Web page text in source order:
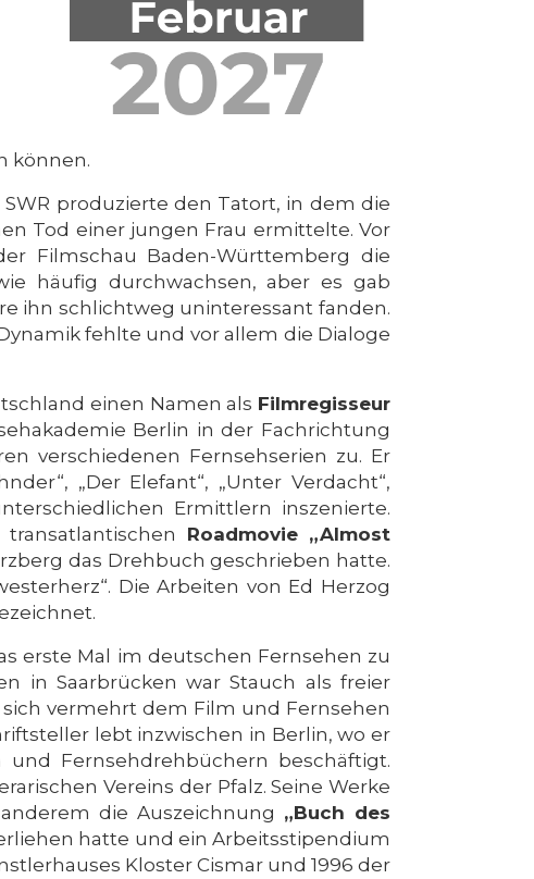
können.
SWR produzierte den Tatort, in dem die
Tod einer jungen Frau ermittelte. Vor
Filmschau Baden-Württemberg die
häufig durchwachsen, aber es gab
ihn schlichtweg uninteressant fanden.
fehlte und vor allem die Dialoge
einen Namen als Filmregisseur
Berlin in der Fachrichtung
verschiedenen Fernsehserien zu. Er
„Der Elefant“, „Unter Verdacht“,
Ermittlern inszenierte.
Roadmovie „Almost
das Drehbuch geschrieben hatte.
Die Arbeiten von Ed Herzog
erste Mal im deutschen Fernsehen zu
in Saarbrücken war Stauch als freier
vermehrt dem Film und Fernsehen
lebt inzwischen in Berlin, wo er
Fernsehdrehbüchern beschäftigt.
Vereins der Pfalz. Seine Werke
die Auszeichnung „Buch des
hatte und ein Arbeitsstipendium
Kloster Cismar und 1996 der